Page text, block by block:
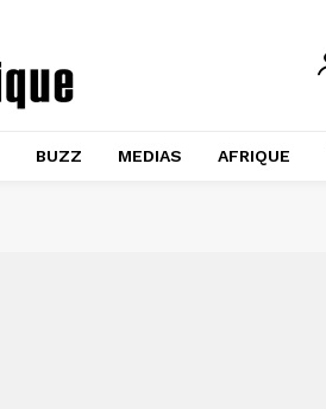
BUZZ MEDIAS AFRIQUE